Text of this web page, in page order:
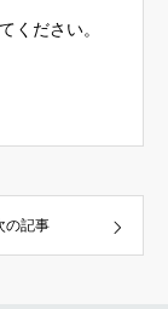
ください。
の記事